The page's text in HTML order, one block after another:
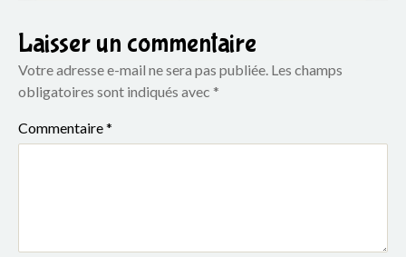
c
o
l
Laisser un commentaire
Votre adresse e-mail ne sera pas publiée. Les champs
obligatoires sont indiqués avec *
Commentaire*